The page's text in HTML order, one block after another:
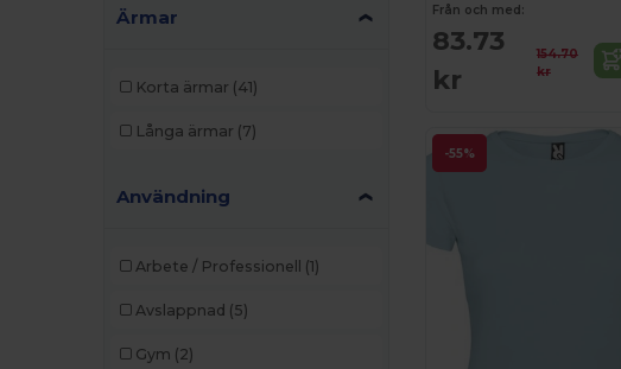
Ärmar
Korta ärmar (41)
Långa ärmar (7)
Användning
Arbete / Professionell (1)
Avslappnad (5)
Gym (2)
Från och med:
83.73
kr
154.70
kr
-55%